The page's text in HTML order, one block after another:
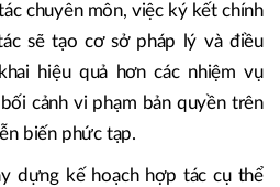
chuyên môn, việc ký kết chính
sẽ tạo cơ sở pháp lý và điều
hiệu quả hơn các nhiệm vụ
cảnh vi phạm bản quyền trên
biến phức tạp.
dựng kế hoạch hợp tác cụ thể